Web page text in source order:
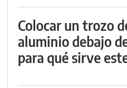
Colocar un trozo
aluminio debajo
para qué sirve